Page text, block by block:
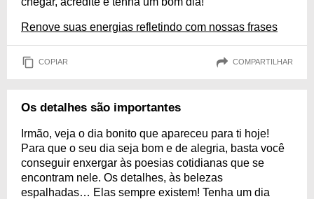
Renove suas energias refletindo com nossas frases
COPIAR COMPARTILHAR
Os detalhes são importantes
Irmão, veja o dia bonito que apareceu para ti hoje!
Para que o seu dia seja bom e de alegria, basta você
conseguir enxergar às poesias cotidianas que se
encontram nele. Os detalhes, às belezas
espalhadas… Elas sempre existem! Tenha um dia